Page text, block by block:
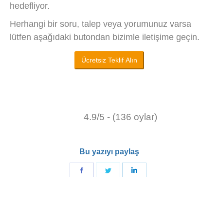
hedefliyor.
Herhangi bir soru, talep veya yorumunuz varsa
lütfen aşağıdaki butondan bizimle iletişime geçin.
Ücretsiz Teklif Alın
4.9/5 - (136 oylar)
Bu yazıyı paylaş
Facebook'deTwitter'de